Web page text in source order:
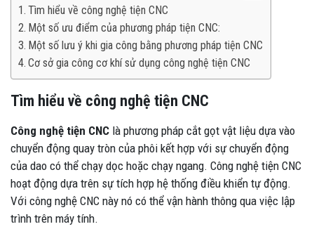
Tìm hiểu về công nghệ tiện CNC
Một số ưu điểm của phương pháp tiện CNC:
Một số lưu ý khi gia công bằng phương pháp tiện CNC
Cơ sở gia công cơ khí sử dụng công nghệ tiện CNC
Tìm hiểu về công nghệ tiện CNC
Công nghệ tiện CNC là phương pháp cắt gọt vật liệu dựa vào
chuyển động quay tròn của phôi kết hợp với sự chuyển động
của dao có thể chạy dọc hoặc chạy ngang. Công nghệ tiện CNC
hoạt động dựa trên sự tích hợp hệ thống điều khiển tự động.
Với công nghệ CNC này nó có thể vận hành thông qua việc lập
trình trên máy tính.